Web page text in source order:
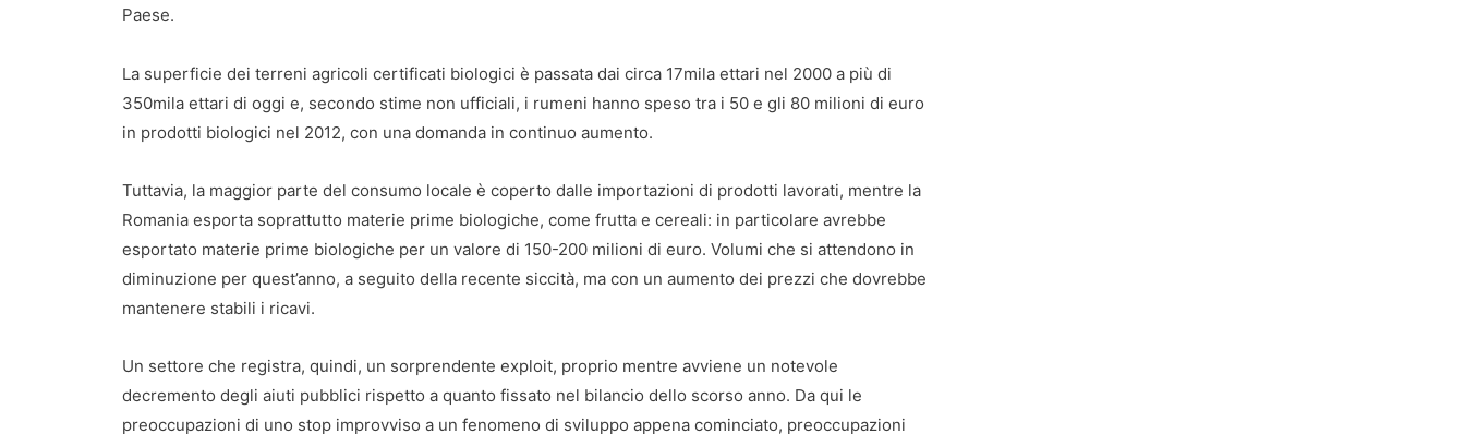
Paese.
La superficie dei terreni agricoli certificati biologici è passata dai circa 17mila ettari nel 2000 a più di
350mila ettari di oggi e, secondo stime non ufficiali, i rumeni hanno speso tra i 50 e gli 80 milioni di euro
in prodotti biologici nel 2012, con una domanda in continuo aumento.
Tuttavia, la maggior parte del consumo locale è coperto dalle importazioni di prodotti lavorati, mentre la
Romania esporta soprattutto materie prime biologiche, come frutta e cereali: in particolare avrebbe
esportato materie prime biologiche per un valore di 150-200 milioni di euro. Volumi che si attendono in
diminuzione per quest’anno, a seguito della recente siccità, ma con un aumento dei prezzi che dovrebbe
mantenere stabili i ricavi.
Un settore che registra, quindi, un sorprendente exploit, proprio mentre avviene un notevole
decremento degli aiuti pubblici rispetto a quanto fissato nel bilancio dello scorso anno. Da qui le
preoccupazioni di uno stop improvviso a un fenomeno di sviluppo appena cominciato, preoccupazioni